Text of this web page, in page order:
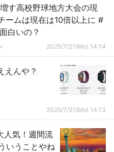
す高校野球地方大会の現
ームは現在は10倍以上に #
が面白いの？
2025/7/21(Mo) 14:14
えんや？
2025/7/21(Mo) 14:13
人気！週間流
いうことやね